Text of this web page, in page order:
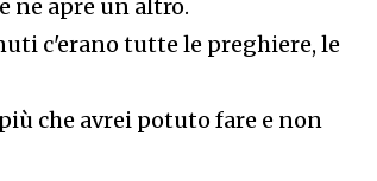
ne apre un altro.
c'erano tutte le preghiere, le
che avrei potuto fare e non